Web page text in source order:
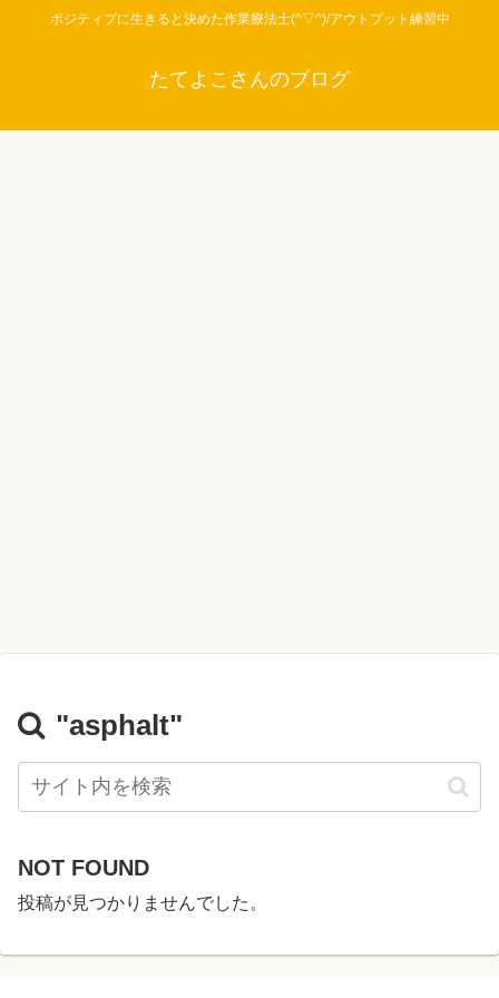
ポジティブに生きると決めた作業療法士(^▽^)/アウトプット練習中
たてよこさんのブログ
"asphalt"
NOT FOUND
投稿が見つかりませんでした。